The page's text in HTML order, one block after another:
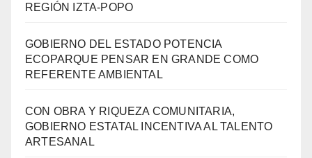
REGIÓN IZTA-POPO
GOBIERNO DEL ESTADO POTENCIA
ECOPARQUE PENSAR EN GRANDE COMO
REFERENTE AMBIENTAL
CON OBRA Y RIQUEZA COMUNITARIA,
GOBIERNO ESTATAL INCENTIVA AL TALENTO
ARTESANAL